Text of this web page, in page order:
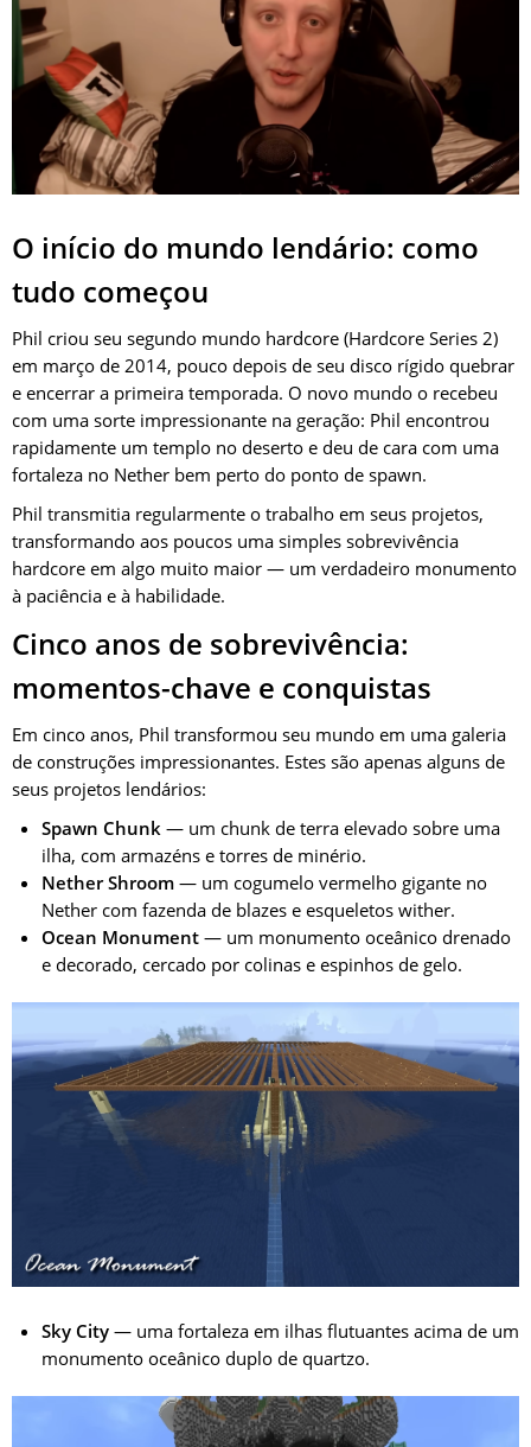
O início do mundo lendário: como
tudo começou
Phil criou seu segundo mundo hardcore (Hardcore Series 2)
em março de 2014, pouco depois de seu disco rígido quebrar
e encerrar a primeira temporada. O novo mundo o recebeu
com uma sorte impressionante na geração: Phil encontrou
rapidamente um templo no deserto e deu de cara com uma
fortaleza no Nether bem perto do ponto de spawn.
Phil transmitia regularmente o trabalho em seus projetos,
transformando aos poucos uma simples sobrevivência
hardcore em algo muito maior — um verdadeiro monumento
à paciência e à habilidade.
Cinco anos de sobrevivência:
momentos-chave e conquistas
Em cinco anos, Phil transformou seu mundo em uma galeria
de construções impressionantes. Estes são apenas alguns de
seus projetos lendários:
Spawn Chunk — um chunk de terra elevado sobre uma
ilha, com armazéns e torres de minério.
Nether Shroom — um cogumelo vermelho gigante no
Nether com fazenda de blazes e esqueletos wither.
Ocean Monument — um monumento oceânico drenado
e decorado, cercado por colinas e espinhos de gelo.
Sky City — uma fortaleza em ilhas flutuantes acima de um
monumento oceânico duplo de quartzo.